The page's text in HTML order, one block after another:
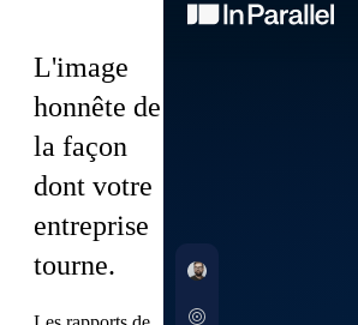
L'image
honnête de
la façon
dont votre
entreprise
tourne.